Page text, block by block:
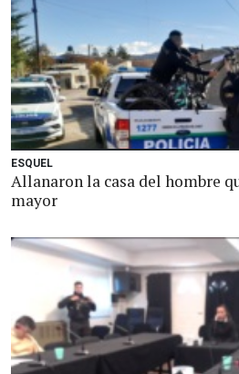
ESQUEL
Allanaron la casa del hombre
mayor